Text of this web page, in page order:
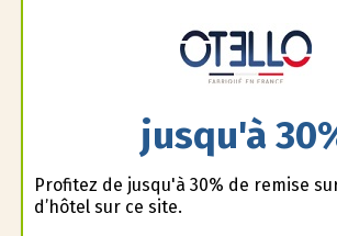
jusqu'à
Profitez de jusqu'à 30% de remise
d’hôtel sur ce site.